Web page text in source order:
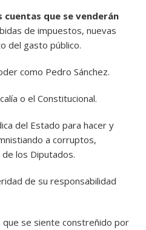
cuentas que se venderán
de impuestos, nuevas
del gasto público.
como Pedro Sánchez.
o el Constitucional.
del Estado para hacer y
a corruptos,
los Diputados.
de su responsabilidad
que se siente constreñido por